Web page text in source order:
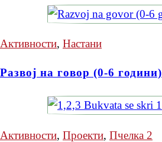
Активности, Настани
Развој на говор (0-6 години)
Активности, Проекти, Пчелка 2